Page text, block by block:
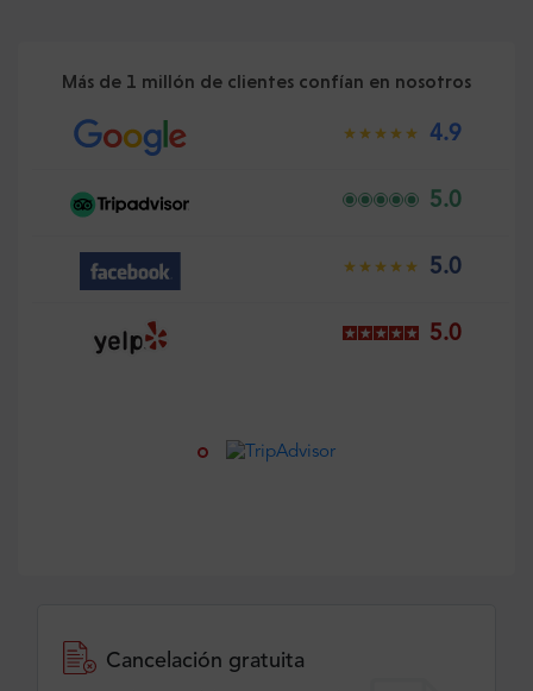
Más de 1 millón de clientes confían en nosotros
4.9
5.0
5.0
5.0
Cancelación gratuita